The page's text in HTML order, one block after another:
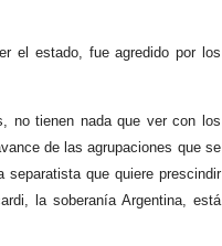
el estado, fue agredido por los
no tienen nada que ver con los
de las agrupaciones que se
separatista que quiere prescindir
la soberanía Argentina, está